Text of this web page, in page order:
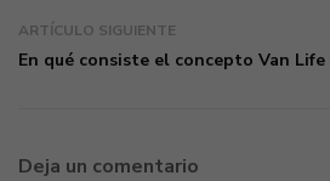
ARTÍCULO SIGUIENTE
En qué consiste el concepto Van
Deja un comentario